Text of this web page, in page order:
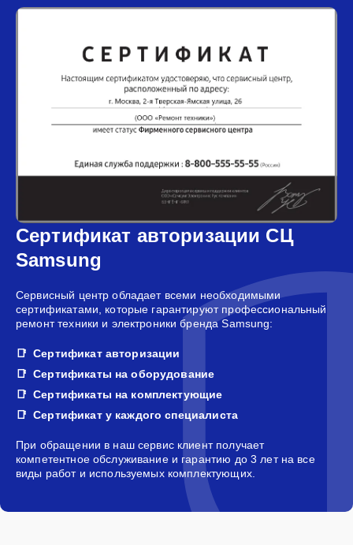
Сертификат авторизации СЦ
Samsung
Сервисный центр обладает всеми необходимыми
сертификатами, которые гарантируют профессиональный
ремонт техники и электроники бренда Samsung:
Сертификат авторизации
Сертификаты на оборудование
Сертификаты на комплектующие
Сертификат у каждого специалиста
При обращении в наш сервис клиент получает
компетентное обслуживание и гарантию до 3 лет на все
виды работ и используемых комплектующих.